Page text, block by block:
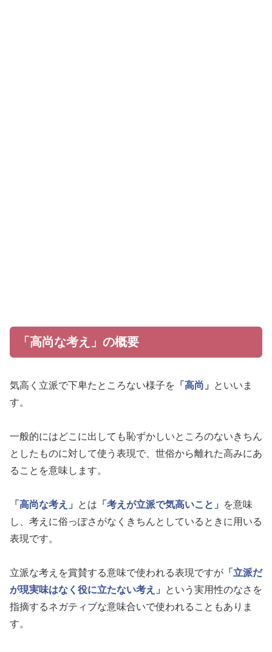
「高尚な考え」の概要
気高く立派で下卑たところない様子を 「高尚」
といいま
す。
一般的にはどこに出しても恥ずかしいところのないきちん
としたものに対して使う表現で、世俗から離れた高みにあ
ることを意味します。
「高尚な考え」 とは 「考えが立派で気高いこと」
を意味
し、考えに俗っぽさがなくきちんとしているときに用いる
表現です。
立派な考えを賞賛する意味で使われる表現ですが 「立派だ
が現実味はなく役に立たない考え」
という実用性のなさを
指摘するネガティブな意味合いで使われることもありま
す。